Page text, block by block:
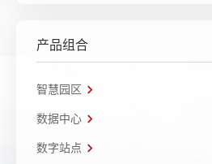
产品组合
智慧园区
数据中心
数字站点